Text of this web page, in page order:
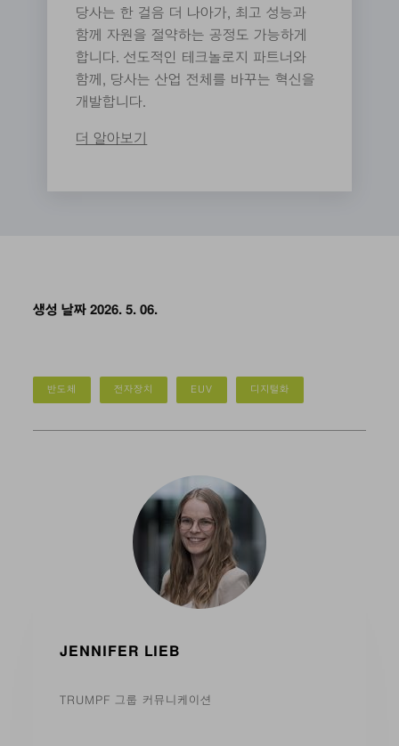
당사는 한 걸음 더 나아가, 최고 성능과
함께 자원을 절약하는 공정도 가능하게
합니다. 선도적인 테크놀로지 파트너와
함께, 당사는 산업 전체를 바꾸는 혁신을
개발합니다.
더 알아보기
생성 날짜 2026. 5. 06.
반도체 전자장치 EUV 디지털화
JENNIFER LIEB
TRUMPF 그룹 커뮤니케이션